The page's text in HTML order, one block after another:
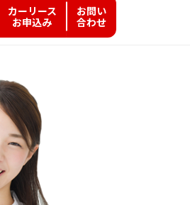
カーリース
お申込み
お問い
合わせ